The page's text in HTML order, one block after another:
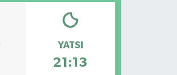
YATSI
21:13